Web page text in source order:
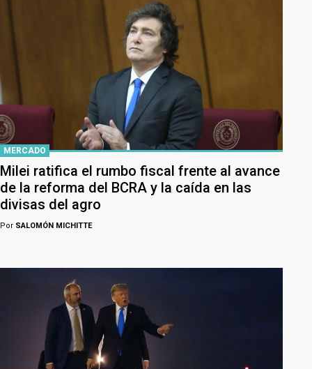
MERCADO
Milei ratifica el rumbo fiscal frente al avance
de la reforma del BCRA y la caída en las
divisas del agro
Por SALOMÓN MICHITTE